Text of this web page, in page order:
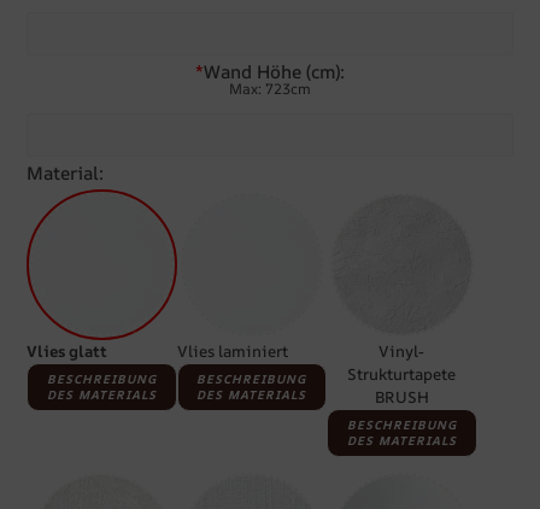
*Wand Höhe (cm):
Max: 723cm
Material:
Vlies glatt
BESCHREIBUNG
DES MATERIALS
Vlies laminiert
BESCHREIBUNG
DES MATERIALS
Vinyl-
Strukturtapete
BRUSH
BESCHREIBUNG
DES MATERIALS